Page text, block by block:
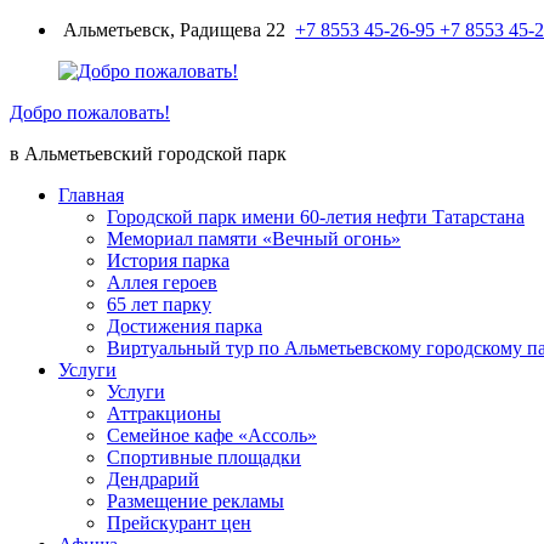
Перейти
содержимому
Альметьевск, Радищева 22 +7 8553 45-26-95 +7 8553 45-
Добро пожаловать!
в Альметьевский городской парк
Главная
Городской парк имени 60-летия нефти Татарстана
Мемориал памяти «Вечный огонь»
История парка
Аллея героев
65 лет парку
Достижения парка
Виртуальный тур по Альметьевскому городскому
Услуги
Услуги
Аттракционы
Семейное кафе «Ассоль»
Спортивные площадки
Дендрарий
Размещение рекламы
Прейскурант цен